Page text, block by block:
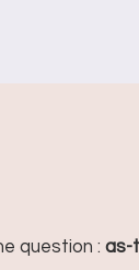
question : as-